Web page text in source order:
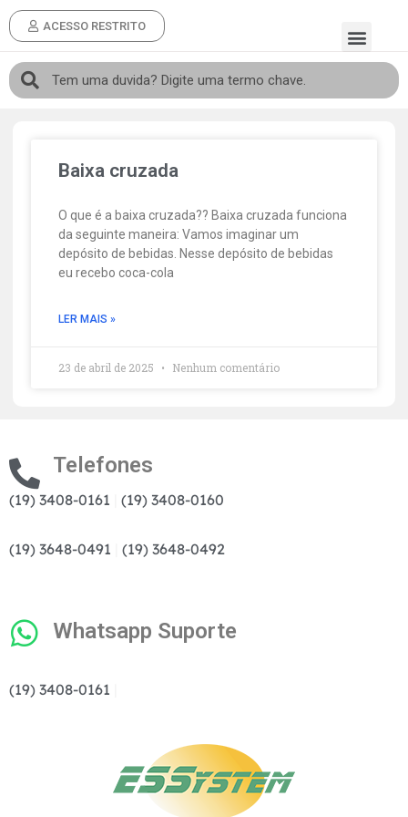
ACESSO RESTRITO
Baixa cruzada
O que é a baixa cruzada?? Baixa cruzada funciona
da seguinte maneira: Vamos imaginar um
depósito de bebidas. Nesse depósito de bebidas
eu recebo coca-cola
LER MAIS »
23 de abril de 2025 Nenhum comentário
Telefones
(19) 3408-0161 (19) 3408-0160
(19) 3648-0491 (19) 3648-0492
Whatsapp Suporte
(19) 3408-0161